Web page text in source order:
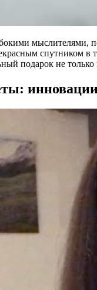
спутником в
подарок не только